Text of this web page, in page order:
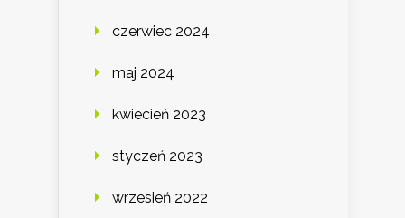
czerwiec 2024
maj 2024
kwiecień 2023
styczeń 2023
wrzesień 2022